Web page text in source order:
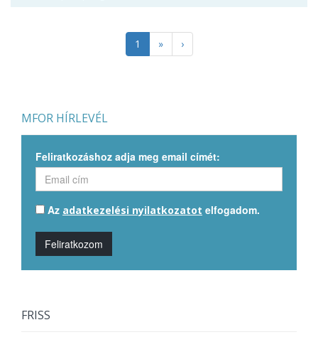
1 » ›
MFOR HÍRLEVÉL
Feliratkozáshoz adja meg email címét:
Az adatkezelési nyilatkozatot elfogadom.
Feliratkozom
FRISS